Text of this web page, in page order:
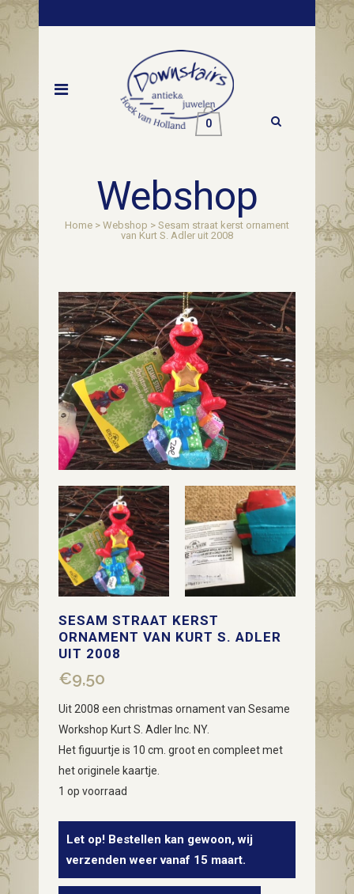
0
Webshop
Home > Webshop > Sesam straat kerst ornament
van Kurt S. Adler uit 2008
SESAM STRAAT KERST
ORNAMENT VAN KURT S. ADLER
UIT 2008
€9,50
Uit 2008 een christmas ornament van Sesame
Workshop Kurt S. Adler Inc. NY.
Het figuurtje is 10 cm. groot en compleet met
het originele kaartje.
1 op voorraad
Let op! Bestellen kan gewoon, wij
verzenden weer vanaf 15 maart.